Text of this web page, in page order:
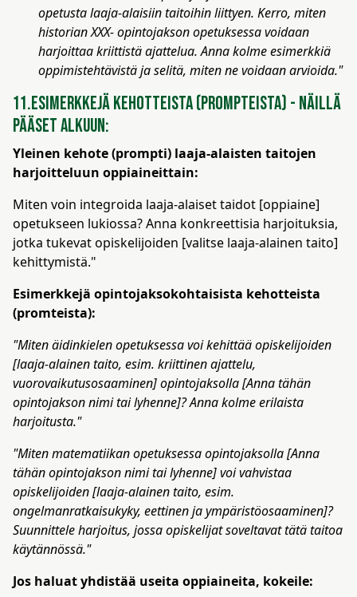
opetusta laaja-alaisiin taitoihin liittyen. Kerro, miten
historian XXX- opintojakson opetuksessa voidaan
harjoittaa kriittistä ajattelua. Anna kolme esimerkkiä
oppimistehtävistä ja selitä, miten ne voidaan arvioida."
11.Esimerkkejä kehotteista (prompteista) - näillä
pääset alkuun:
Yleinen kehote (prompti) laaja-alaisten taitojen
harjoitteluun oppiaineittain:
Miten voin integroida laaja-alaiset taidot [oppiaine]
opetukseen lukiossa? Anna konkreettisia harjoituksia,
jotka tukevat opiskelijoiden [valitse laaja-alainen taito]
kehittymistä."
Esimerkkejä opintojaksokohtaisista kehotteista
(promteista):
"Miten äidinkielen opetuksessa voi kehittää opiskelijoiden
[laaja-alainen taito, esim. kriittinen ajattelu,
vuorovaikutusosaaminen] opintojaksolla [Anna tähän
opintojakson nimi tai lyhenne]? Anna kolme erilaista
harjoitusta."
"Miten matematiikan opetuksessa opintojaksolla [Anna
tähän opintojakson nimi tai lyhenne] voi vahvistaa
opiskelijoiden [laaja-alainen taito, esim.
ongelmanratkaisukyky, eettinen ja ympäristöosaaminen]?
Suunnittele harjoitus, jossa opiskelijat soveltavat tätä taitoa
käytännössä."
Jos haluat yhdistää useita oppiaineita, kokeile: